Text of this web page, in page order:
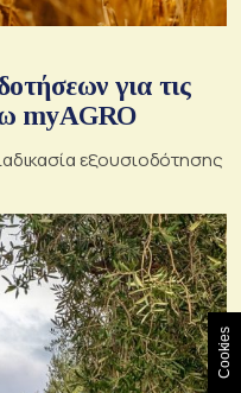
για τις
myAGRO
εξουσιοδότησης
Cookies